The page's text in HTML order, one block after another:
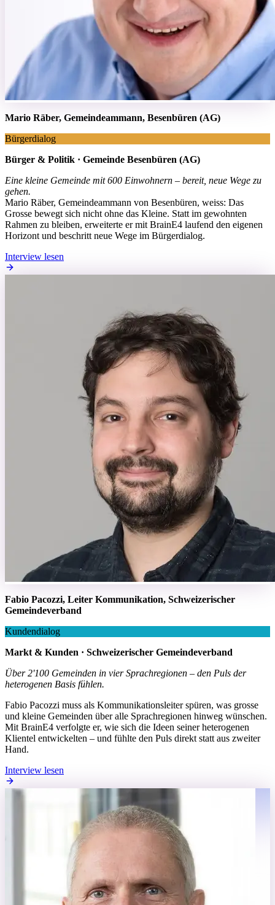
Mario Räber, Gemeindeammann, Besenbüren (AG)
Bürgerdialog
Bürger & Politik · Gemeinde Besenbüren (AG)
Eine kleine Gemeinde mit 600 Einwohnern – bereit, neue Wege zu
gehen.
Mario Räber, Gemeindeammann von Besenbüren, weiss: Das
Grosse bewegt sich nicht ohne das Kleine. Statt im gewohnten
Rahmen zu bleiben, erweiterte er mit BrainE4 laufend den eigenen
Horizont und beschritt neue Wege im Bürgerdialog.
Interview lesen
Fabio Pacozzi, Leiter Kommunikation, Schweizerischer
Gemeindeverband
Kundendialog
Markt & Kunden · Schweizerischer Gemeindeverband
Über 2'100 Gemeinden in vier Sprachregionen – den Puls der
heterogenen Basis fühlen.
Fabio Pacozzi muss als Kommunikationsleiter spüren, was grosse
und kleine Gemeinden über alle Sprachregionen hinweg wünschen.
Mit BrainE4 verfolgte er, wie sich die Ideen seiner heterogenen
Klientel entwickelten – und fühlte den Puls direkt statt aus zweiter
Hand.
Interview lesen